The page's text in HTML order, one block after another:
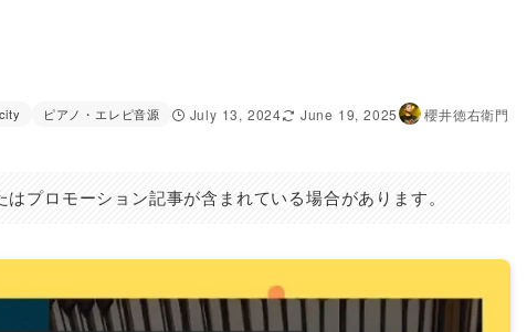
ピアノ・エレピ音源 July 13, 2024 June 19, 2025 櫻井徳右衛門
プロモーション記事が含まれている場合があります。